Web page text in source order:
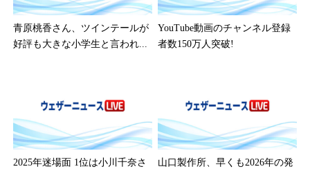
青原桃香さん、ツインテールが
好評も大きな小学生と言われ...
YouTube動画のチャンネル登録
者数150万人突破!
2025年迷場面 1位は小川千奈さ
山口製作所、早くも2026年の発